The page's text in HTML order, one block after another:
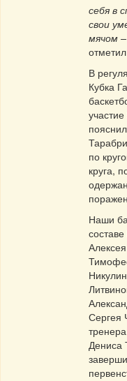
себя в
свои
мячом
В
Кубка
по
круга,
Наши
Сергея
Дениса